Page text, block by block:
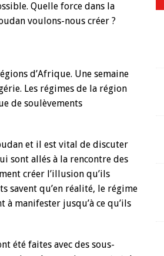
Quelle force dans la
voulons-nous créer ?
d’Afrique. Une semaine
Les régimes de la région
de soulèvements
et il est vital de discuter
sont allés à la rencontre des
créer l’illusion qu’ils
savent qu’en réalité, le régime
à manifester jusqu’à ce qu’ils
été faites avec des sous-